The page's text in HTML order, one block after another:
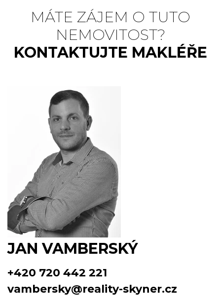
MÁTE ZÁJEM O TUTO
NEMOVITOST?
KONTAKTUJTE MAKLÉŘE
JAN VAMBERSKÝ
+420 720 442 221
vambersky@reality-skyner.cz